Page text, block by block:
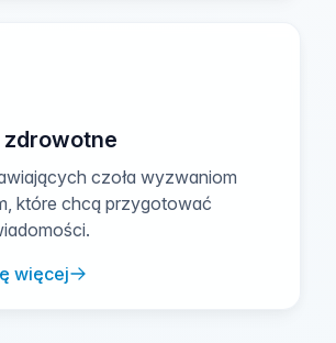
czoła wyzwaniom
które chcą przygotować
więcej